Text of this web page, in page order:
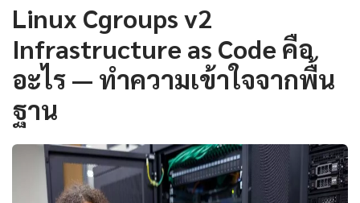
Linux Cgroups v2
Infrastructure as Code คือ
อะไร — ทำความเข้าใจจากพื้น
ฐาน